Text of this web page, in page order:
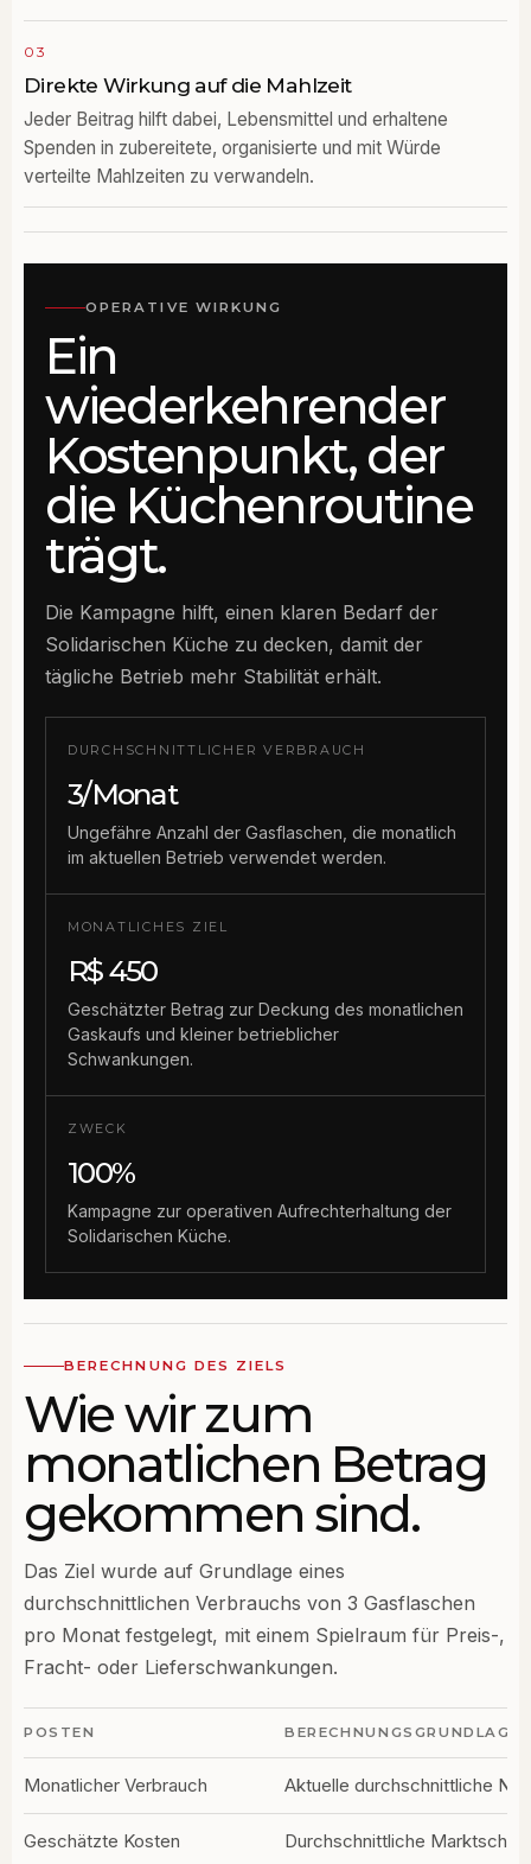
03
Direkte Wirkung auf die Mahlzeit
Jeder Beitrag hilft dabei, Lebensmittel und erhaltene
Spenden in zubereitete, organisierte und mit Würde
verteilte Mahlzeiten zu verwandeln.
OPERATIVE WIRKUNG
Ein
wiederkehrender
Kostenpunkt, der
die Küchenroutine
trägt.
Die Kampagne hilft, einen klaren Bedarf der
Solidarischen Küche zu decken, damit der
tägliche Betrieb mehr Stabilität erhält.
DURCHSCHNITTLICHER VERBRAUCH
3/Monat
Ungefähre Anzahl der Gasflaschen, die monatlich
im aktuellen Betrieb verwendet werden.
MONATLICHES ZIEL
R$ 450
Geschätzter Betrag zur Deckung des monatlichen
Gaskaufs und kleiner betrieblicher
Schwankungen.
ZWECK
100%
Kampagne zur operativen Aufrechterhaltung der
Solidarischen Küche.
BERECHNUNG DES ZIELS
Wie wir zum
monatlichen Betrag
gekommen sind.
Das Ziel wurde auf Grundlage eines
durchschnittlichen Verbrauchs von 3 Gasflaschen
pro Monat festgelegt, mit einem Spielraum für Preis-,
Fracht- oder Lieferschwankungen.
POSTEN BERECHNUNGSGRUNDLAGE
Monatlicher Verbrauch Aktuelle durchschnittliche
Geschätzte Kosten Durchschnittliche